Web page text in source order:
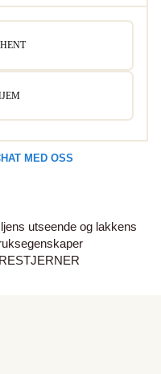
MED OSS
utseende og lakkens